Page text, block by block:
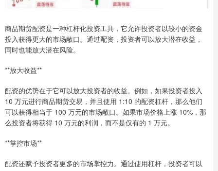
商品期货配资是一种杠杆化投资工具，它允许投资者以较小的资金
投入获得更大的市场敞口。通过配资，投资者可以放大潜在收益，
同时也能放大潜在风险。
**放大收益**
配资的优势在于它可以放大投资者的收益。例如，如果投资者投入
10 万元进行商品期货交易，并且使用 1:10 的配资杠杆，那么他们
可以获得相当于 100 万元的市场敞口。如果市场价格上涨 10%，那
么投资者将获得 10 万元的利润，而不是仅有的 1 万元。
**掌控市场**
配资还赋予投资者更多的市场掌控力。通过使用杠杆，投资者可以